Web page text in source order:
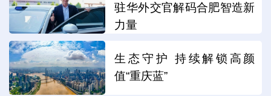
驻华外交官解码合肥智造新
力量
生态守护 持续解锁高颜
值“重庆蓝”